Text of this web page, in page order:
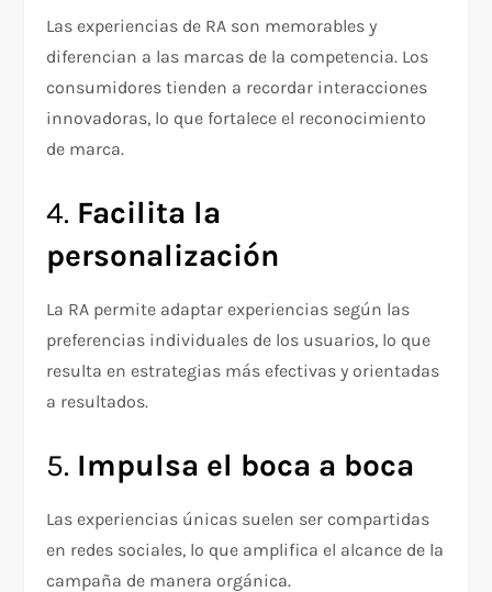
Las experiencias de RA son memorables y
diferencian a las marcas de la competencia. Los
consumidores tienden a recordar interacciones
innovadoras, lo que fortalece el reconocimiento
de marca.
4. Facilita la
personalización
La RA permite adaptar experiencias según las
preferencias individuales de los usuarios, lo que
resulta en estrategias más efectivas y orientadas
a resultados.
5. Impulsa el boca a boca
Las experiencias únicas suelen ser compartidas
en redes sociales, lo que amplifica el alcance de la
campaña de manera orgánica.